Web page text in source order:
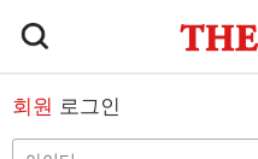
회원 로그인